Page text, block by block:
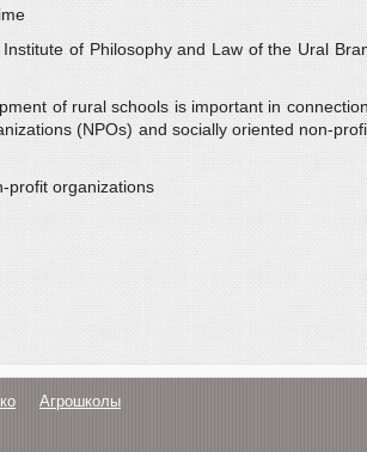
of Philosophy and Law of the Ural
of rural schools is important in
(NPOs) and socially oriented non-
profit organizations
Агрошколы